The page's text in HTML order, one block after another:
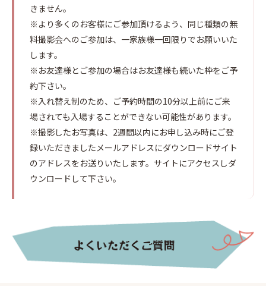
きません。
※より多くのお客様にご参加頂けるよう、同じ種類の無
料撮影会へのご参加は、一家族様一回限りでお願いいた
します。
※お友達様とご参加の場合はお友達様も続いた枠をご予
約下さい。
※入れ替え制のため、ご予約時間の10分以上前にご来
場されても入場することができない可能性があります。
※撮影したお写真は、2週間以内にお申し込み時にご登
録いただきましたメールアドレスにダウンロードサイト
のアドレスをお送りいたします。サイトにアクセスしダ
ウンロードして下さい。